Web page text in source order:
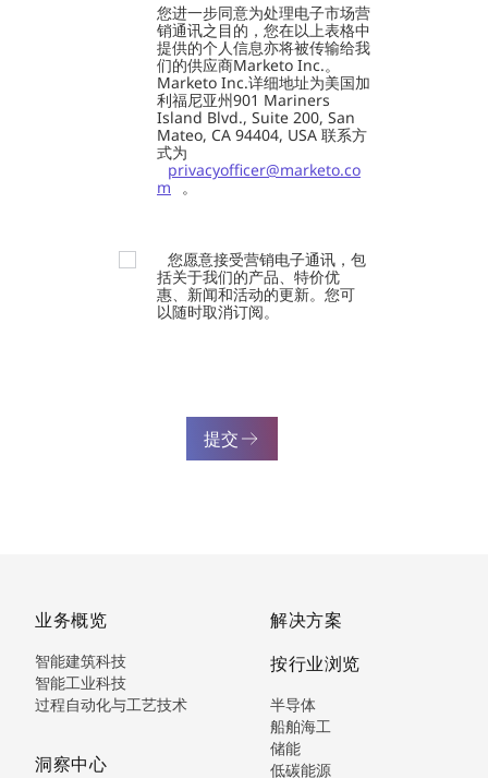
您进一步同意为处理电子市场营
销通讯之目的，您在以上表格中
提供的个人信息亦将被传输给我
们的供应商Marketo Inc.。
Marketo Inc.详细地址为美国加
利福尼亚州901 Mariners
Island Blvd., Suite 200, San
Mateo, CA 94404, USA 联系方
式为
privacyofficer@marketo.co
m 。
您愿意接受营销电子通讯，包
括关于我们的产品、特价优
惠、新闻和活动的更新。您可
以随时取消订阅。
提交
业务概览
智能建筑科技
智能工业科技
过程自动化与工艺技术
洞察中心
解决方案
按行业浏览
半导体
船舶海工
储能
低碳能源